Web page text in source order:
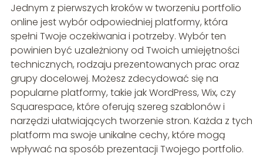
Jednym z pierwszych kroków w tworzeniu portfolio
online jest wybór odpowiedniej platformy, która
spełni Twoje oczekiwania i potrzeby. Wybór ten
powinien być uzależniony od Twoich umiejętności
technicznych, rodzaju prezentowanych prac oraz
grupy docelowej. Możesz zdecydować się na
popularne platformy, takie jak WordPress, Wix, czy
Squarespace, które oferują szereg szablonów i
narzędzi ułatwiających tworzenie stron. Każda z tych
platform ma swoje unikalne cechy, które mogą
wpływać na sposób prezentacji Twojego portfolio.